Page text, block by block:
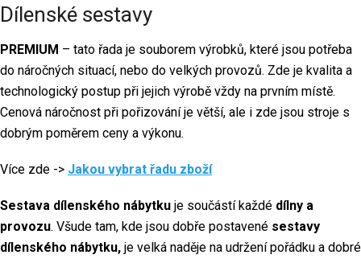
Dílenské sestavy
PREMIUM – tato řada je souborem výrobků, které jsou potřeba
do náročných situací, nebo do velkých provozů. Zde je kvalita a
technologický postup při jejich výrobě vždy na prvním místě.
Cenová náročnost při pořizování je větší, ale i zde jsou stroje s
dobrým poměrem ceny a výkonu.
Více zde -> Jakou vybrat řadu zboží
Sestava dílenského nábytku je součástí každé dílny a
provozu. Všude tam, kde jsou dobře postavené sestavy
dílenského nábytku, je velká naděje na udržení pořádku a dobré